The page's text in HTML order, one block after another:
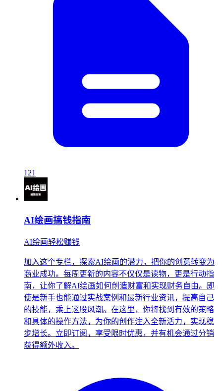
121
AI绘画搞钱指南
AI绘画轻松赚钱
加入这个专栏，探索AI绘画的潜力，把你的创意转变为
商业成功。每周更新的内容不仅仅是读物，更是行动指
南，让你了解AI绘画如何创造财富和实现财务自由。即
使是新手也能通过实战案例和最新行业资讯，提高自己
的技能，乘上这股风潮。在这里，你将找到有效的策略
和具体的操作方法，为你的创作注入全新活力，实现稳
步增长。立即订阅，享受限时优惠，并有机会通过分销
获得额外收入。